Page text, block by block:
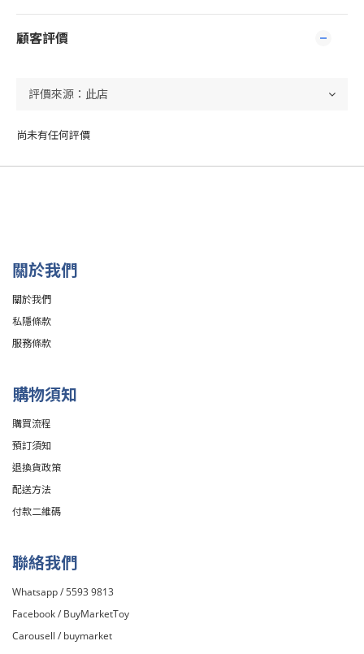
顧客評價
尚未有任何評價
關於我們
關於我們
私隱條款
服務條款
購物須知
購買流程
預訂須知
退換貨政策
配送方法
付款二維碼
聯絡我們
Whatsapp / 5593 9813
Facebook / BuyMarketToy
Carousell / buymarket